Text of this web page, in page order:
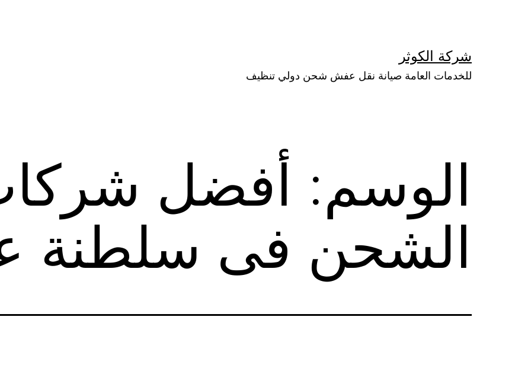
شركة الكوثر
للخدمات العامة صيانة نقل عفش شحن دولي تنظيف
الوسم: أفضل
الشحن فى سلطنة